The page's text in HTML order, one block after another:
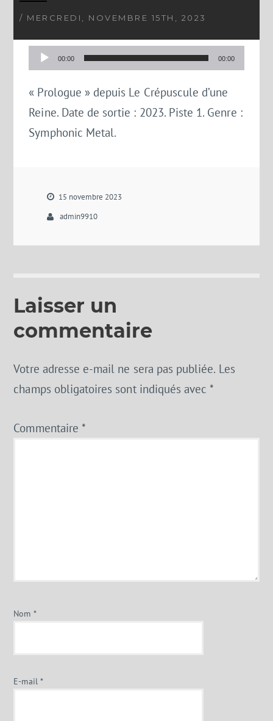
/ MERCREDI, NOVEMBRE 15TH, 2023
Lecteur
audio
00:00 00:00
« Prologue » depuis Le Crépuscule d’une
Reine. Date de sortie : 2023. Piste 1. Genre :
Symphonic Metal.
15 novembre 2023
admin9910
Laisser un
commentaire
Votre adresse e-mail ne sera pas publiée. Les
champs obligatoires sont indiqués avec*
Commentaire *
Nom *
E-mail *